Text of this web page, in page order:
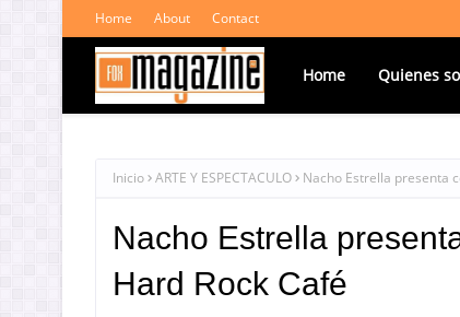
Home About Contact
Home Quienes
Inicio ARTE Y ESPECTACULO Nacho Estrella presenta
Nacho Estrella
Hard Rock Café